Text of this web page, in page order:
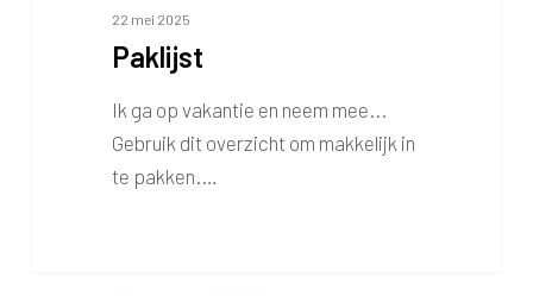
22 mei 2025
Paklijst
Ik ga op vakantie en neem mee...
Gebruik dit overzicht om makkelijk in
te pakken.…